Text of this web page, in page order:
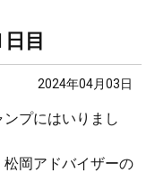
目
2024年04月03日
プにはいりまし
岡アドバイザーの